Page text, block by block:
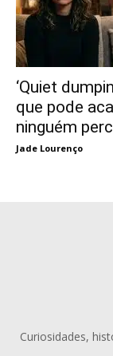
‘Quiet
que pode
ninguém
Jade Lourenço
Curiosidades,